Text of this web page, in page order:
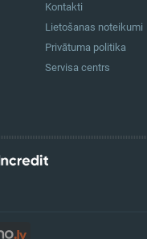
Kontakti
Lietošanas noteikumi
Privātuma politika
Servisa centrs